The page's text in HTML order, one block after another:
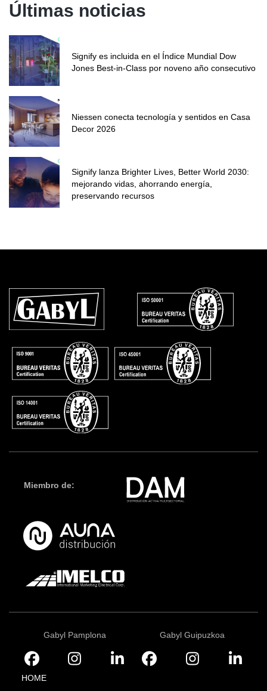
Últimas noticias
Signify es incluida en el Índice Mundial Dow
Jones Best-in-Class por noveno año consecutivo
Niessen conecta tecnología y sentidos en Casa
Decor 2026
Signify lanza Brighter Lives, Better World 2030:
mejorando vidas, ahorrando energía,
preservando recursos
Miembro de:
Gabyl Pamplona Gabyl Guipuzkoa
HOME